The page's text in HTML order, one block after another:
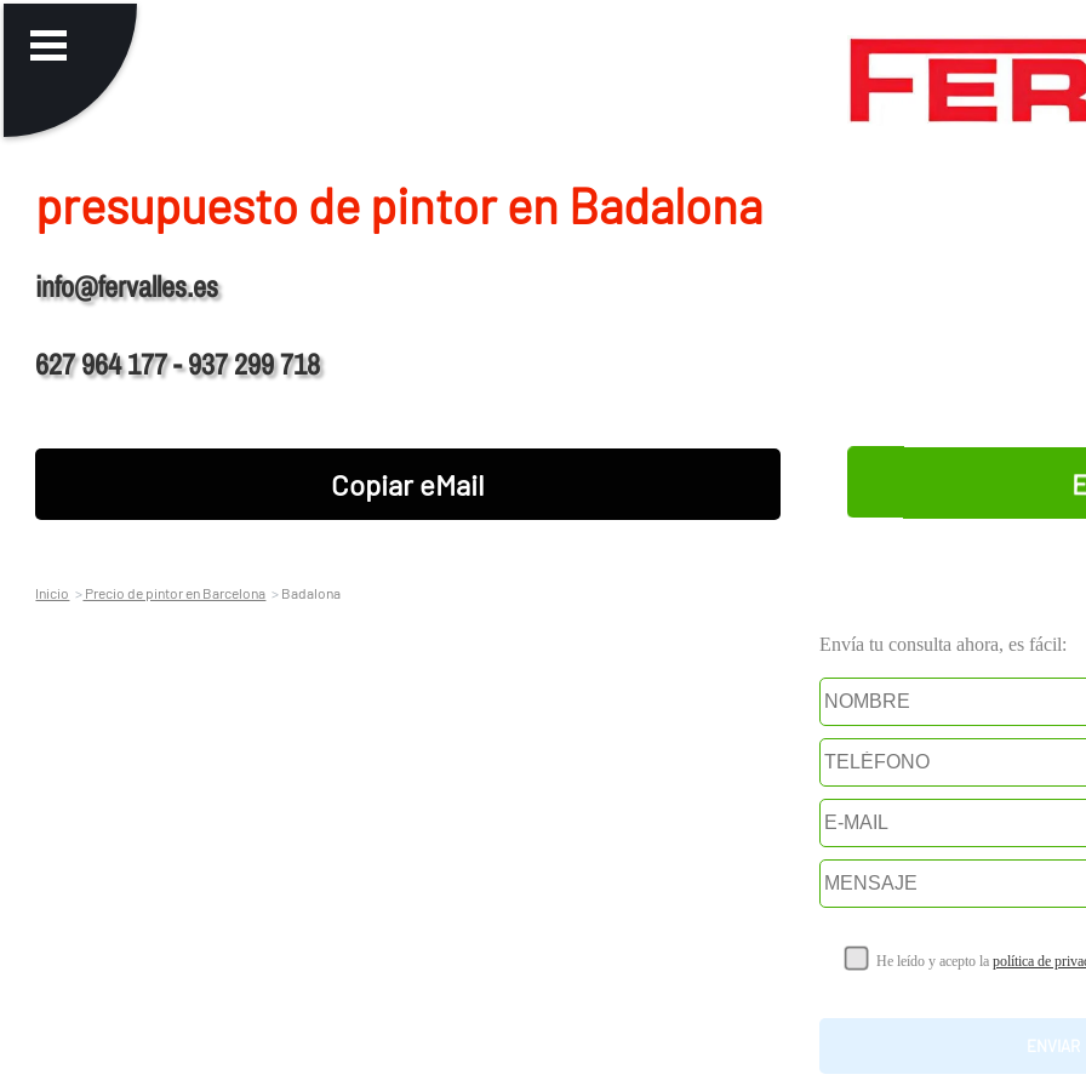
presupuesto de pintor en Badalona
info@fervalles.es
627 964 177 - 937 299 718
Copiar eMail
Inicio Precio de pintor en Barcelona Badalona
Envía tu consulta ahora, es fácil:
He leído y acepto la política de